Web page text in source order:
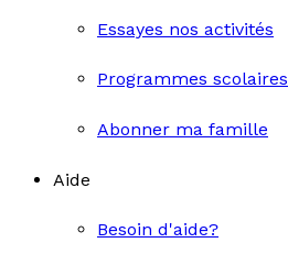
Essayes nos activités
Programmes scolaires
Abonner ma famille
Aide
Besoin d'aide?